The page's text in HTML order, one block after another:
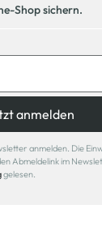
Shop sichern.
anmelden
anmelden. Die
Abmeldelink im
gelesen.